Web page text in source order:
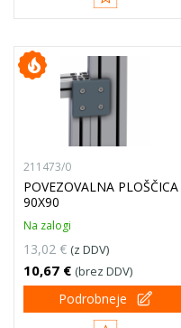
211473/0
POVEZOVALNA PLOŠČICA
90X90
Na zalogi
13,02 € (z DDV)
10,67 € (brez DDV)
Podrobneje